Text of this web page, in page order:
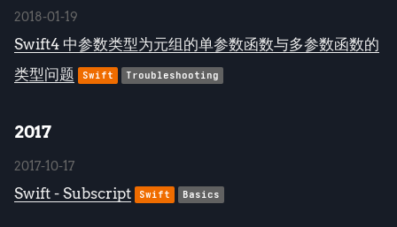
2018-01-19
Swift4 中参数类型为元组的单参数函数与多参数函数的
类型问题
Swift Troubleshooting
2017
2017-10-17
Swift - Subscript Swift Basics